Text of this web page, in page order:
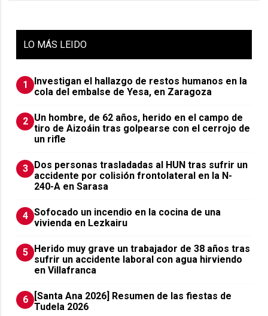
LO MÁS LEIDO
1
Investigan el hallazgo de restos humanos en la
cola del embalse de Yesa, en Zaragoza
2 Un hombre, de 62 años, herido en el campo de
tiro de Aizoáin tras golpearse con el cerrojo de
un rifle
3 ​Dos personas trasladadas al HUN tras sufrir un
accidente por colisión frontolateral en la N-
240-A en Sarasa
4 Sofocado un incendio en la cocina de una
vivienda en Lezkairu
5 Herido muy grave un trabajador de 38 años tras
sufrir un accidente laboral con agua hirviendo
en Villafranca
6
[Santa Ana 2026] Resumen de las fiestas de
Tudela 2026